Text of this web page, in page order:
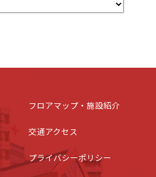
フロアマップ・施設紹介
交通アクセス
プライバシーポリシー